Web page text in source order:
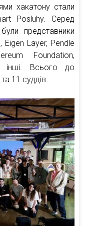
хакатону стали
Posluhy. Серед
представники
Eigen Layer, Pendle
Foundation,
інші. Всього до
11 суддів.